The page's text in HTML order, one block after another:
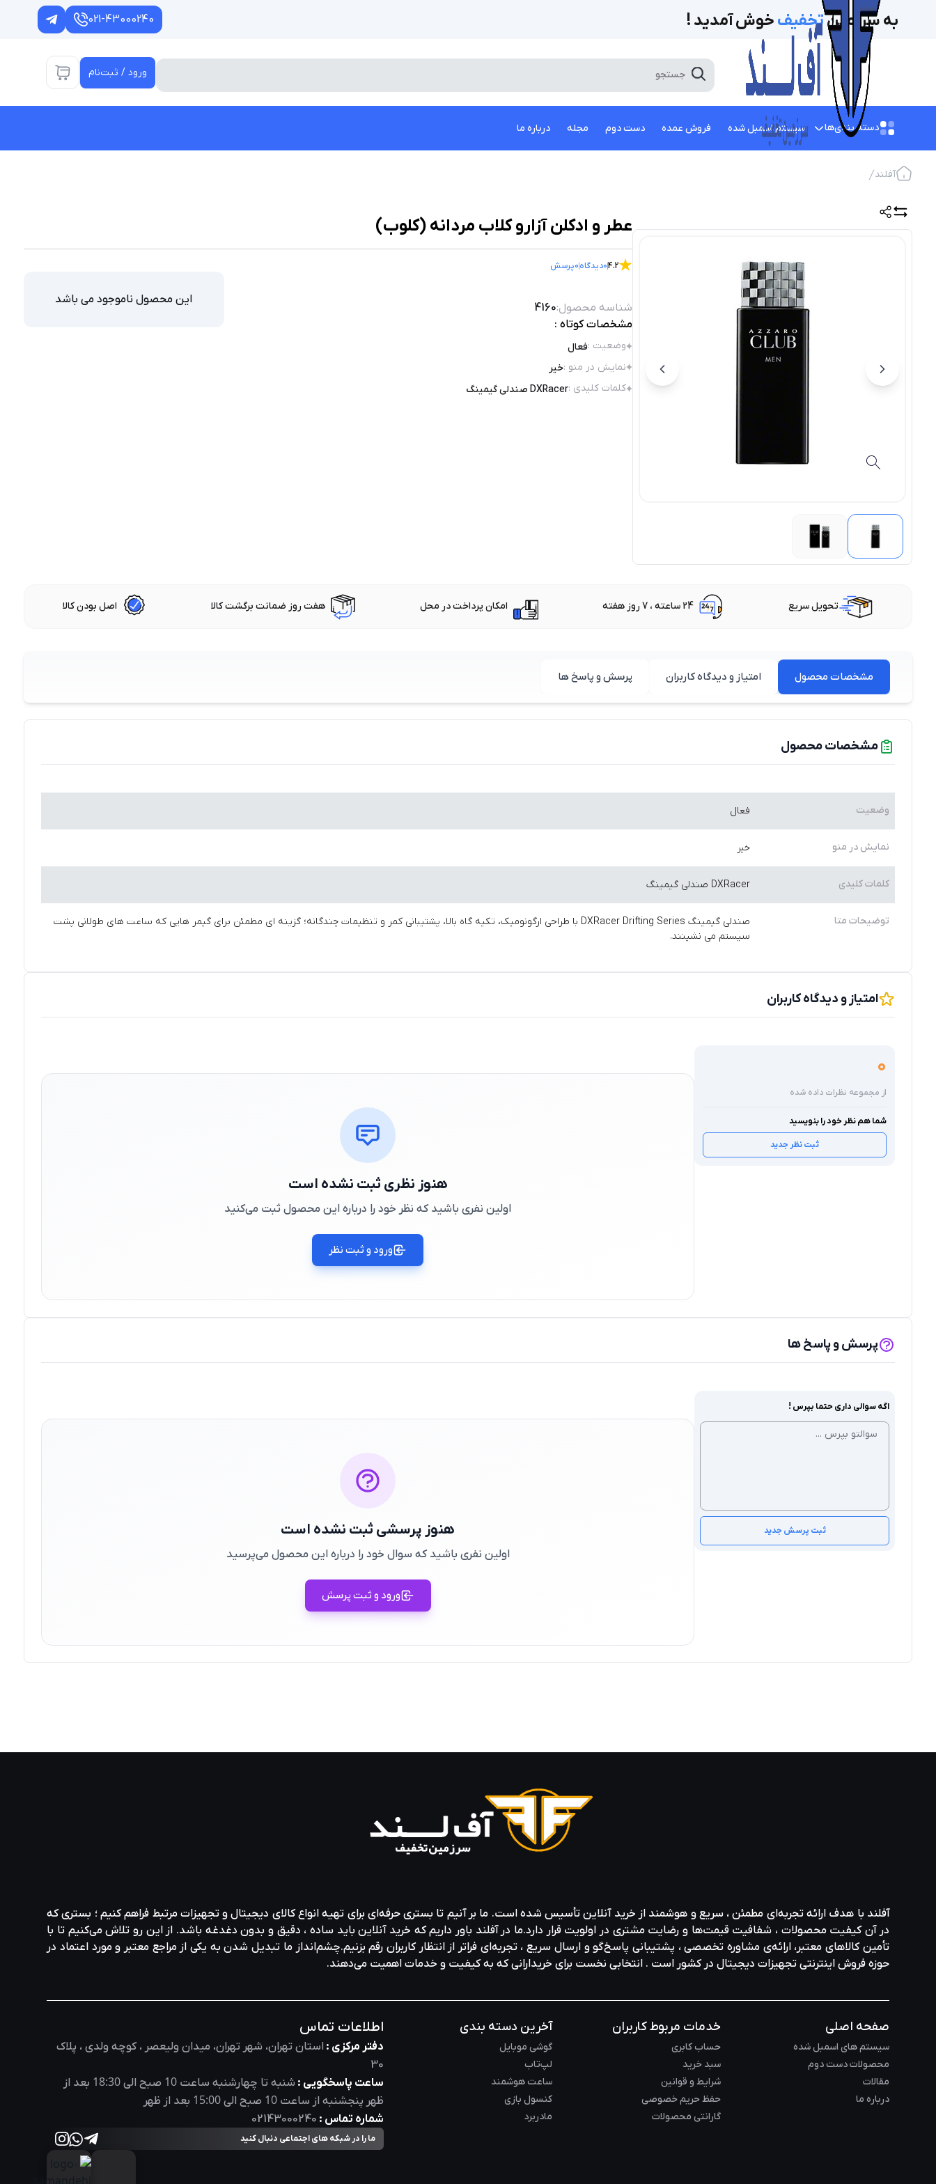
به سرزمینتخفیف‌ خوش آمدید ! 021-43000240
ورود / ثبت‌نام
دسته بندی‌ها سیستم اسمبل شده فروش عمده دست دوم مجله درباره ما
آفلند
عطر و ادکلن آزارو کلاب مردانه (کلوب)
4.2
0دیدگاه0پرسش
شناسه محصول:4160
مشخصات کوتاه :
وضعیت :فعال
نمایش در منو :خیر
کلمات کلیدی :DXRacer صندلی گیمینگ
این محصول ناموجود می باشد
تحویل سریع 24 ساعته ، 7 روز هفته امکان پرداخت در محل هفت روز ضمانت برگشت کالا اصل بودن کالا
مشخصات محصول امتیاز و دیدگاه کاربران پرسش و پاسخ ها
مشخصات محصول
وضعیت فعال
نمایش در منو خیر
کلمات کلیدی DXRacer صندلی گیمینگ
توضیحات متا
صندلی گیمینگ DXRacer Drifting Series با طراحی ارگونومیک، تکیه‌ گاه بالا، پشتیبانی کمر و تنظیمات چندگانه؛ گزینه‌ ای مطمئن برای گیمر هایی که ساعت‌ های طولانی پشت
سیستم می‌ نشینند.
امتیاز و دیدگاه کاربران
0
از مجموعه نظرات داده شده
شما هم نظر خود را بنویسید
ثبت نظر جدید
هنوز نظری ثبت نشده است
اولین نفری باشید که نظر خود را درباره این محصول ثبت می‌کنید
ورود و ثبت نظر
پرسش و پاسخ ها
اگه سوالی داری حتما بپرس !
ثبت پرسش جدید هنوز پرسشی ثبت نشده است
اولین نفری باشید که سوال خود را درباره این محصول می‌پرسید
ورود و ثبت پرسش
آفلند با هدف ارائه‌ تجربه‌ای مطمئن ، سریع و هوشمند از خرید آنلاین تأسیس شده است. ما بر آنیم تا بستری حرفه‌ای برای تهیه‌ انواع کالای دیجیتال و تجهیزات مرتبط فراهم کنیم ؛ بستری که
در آن کیفیت محصولات ، شفافیت قیمت‌ها و رضایت مشتری در اولویت قرار دارد.ما در آفلند باور داریم که خرید آنلاین باید ساده ، دقیق و بدون دغدغه باشد. از این رو تلاش می‌کنیم تا با
تأمین کالاهای معتبر، ارائه‌ی مشاوره‌ تخصصی ، پشتیبانی پاسخ‌گو و ارسال سریع ، تجربه‌ای فراتر از انتظار کاربران رقم بزنیم.چشم‌انداز ما تبدیل شدن به یکی از مراجع معتبر و مورد اعتماد در
حوزه‌ فروش اینترنتی تجهیزات دیجیتال در کشور است . انتخابی نخست برای خریدارانی که به کیفیت و خدمات اهمیت می‌دهند.
صفحه اصلی
سیستم های اسمبل شده
محصولات دست دوم
مقالات
درباره ما
خدمات مربوط کاربران
حساب کابری
سبد خرید
شرایط و قوانین
حفظ حریم خصوصی
گارانتی محصولات
آخرین دسته بندی
گوشی موبایل
لپ‌تاب
ساعت هوشمند
کنسول بازی
مادربرد
اطلاعات تماس
دفتر مرکزی : استان تهران، شهر تهران، میدان ولیعصر ، کوچه ولدی ، پلاک
30
ساعت پاسخگویی : شنبه تا چهارشنبه ساعت صبح الی 18:30 بعد از
ظهر پنجشنبه از ساعت صبح الی 15:00 بعد از ظهر
شماره تماس : 02143000240
ما را در شبکه های اجتماعی دنبال کنید